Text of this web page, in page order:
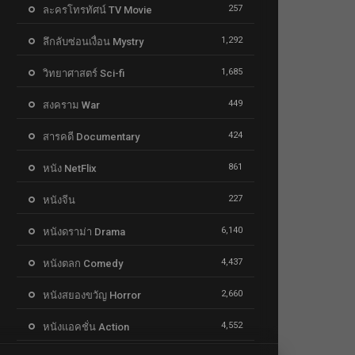
ละครโทรทัศน์ TV Movie 257
ลึกลับซ่อนเงื่อน Mystry 1,292
วิทยาศาสตร์ Sci-fi 1,685
สงคราม War 449
สารคดี Documentary 424
หนัง NetFlix 861
หนังจีน 227
หนังดราม่า Drama 6,140
หนังตลก Comedy 4,437
หนังสยองขวัญ Horror 2,660
หนังแอคชั่น Action 4,552